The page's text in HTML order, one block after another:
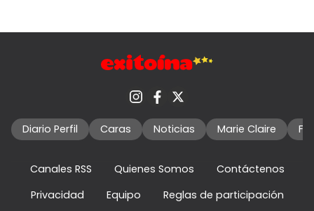
Diario Perfil Caras Noticias Marie Claire
Canales RSS Quienes Somos
Contáctenos
Privacidad
Equipo Reglas de participación